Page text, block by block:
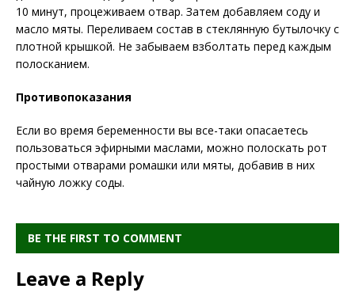
10 минут, процеживаем отвар. Затем добавляем соду и
масло мяты. Переливаем состав в стеклянную бутылочку с
плотной крышкой. Не забываем взболтать перед каждым
полосканием.
Противопоказания
Если во время беременности вы все-таки опасаетесь
пользоваться эфирными маслами, можно полоскать рот
простыми отварами ромашки или мяты, добавив в них
чайную ложку соды.
BE THE FIRST TO COMMENT
Leave a Reply